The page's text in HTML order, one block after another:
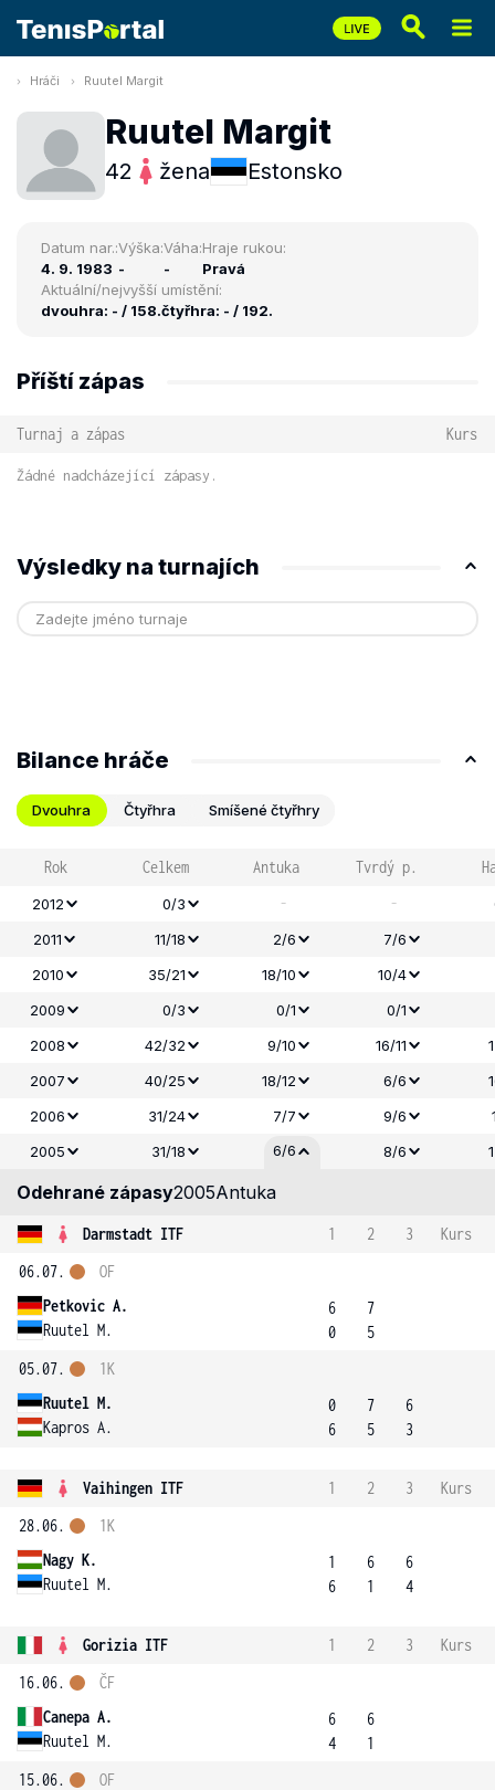
Hráči Ruutel Margit
Ruutel Margit
42 žena Estonsko
Datum nar.:
4. 9. 1983
Výška:
-
Váha:
-
Hraje rukou:
Pravá
Aktuální/nejvyšší umístění:
dvouhra: - / 158.čtyřhra: - / 192.
Příští zápas
Turnaj a zápas Kurs
Žádné nadcházející zápasy.
Výsledky na turnajích
Bilance hráče
Dvouhra Čtyřhra Smíšené čtyřhry
Rok Celkem Antuka Tvrdý p.
2012 0/3 - -
2011
11/18 2/6 7/6
2010
35/21 18/10 10/4
2009
0/3 0/1
0/1
2008
42/32 9/10 16/11
2007
40/25 18/12 6/6
2006
31/24 7/7 9/6
2005
31/18 6/6 8/6
Odehrané zápasy2005Antuka
Darmstadt ITF 1 2 3
Kurs
06.07.
Petkovic A.
Ruutel M.
OF
6
0
7
5
05.07.
Ruutel M.
Kapros A.
1K
0
6
7
5
6
3
Vaihingen ITF 1 2 3
Kurs
28.06.
Nagy K.
Ruutel M.
1K
1
6
6
1
6
4
Gorizia ITF 1 2 3
Kurs
16.06.
Canepa A.
Ruutel M.
ČF
6
4
6
1
15.06.
OF